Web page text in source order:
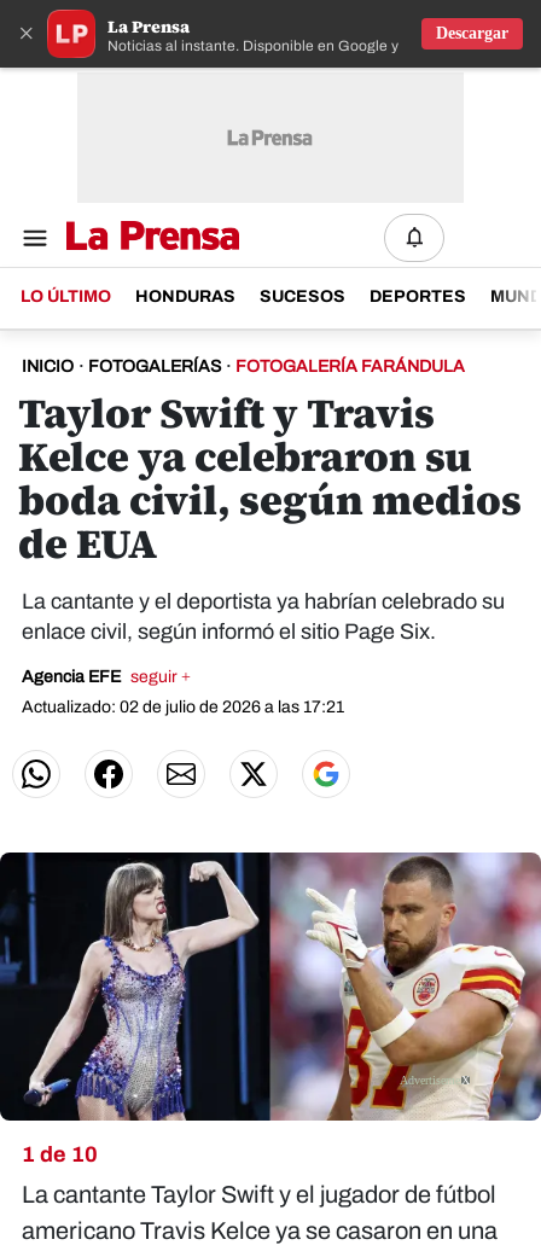
× La Prensa
Noticias al instante. Disponible en Google y IOS
Descargar
LO ÚLTIMO HONDURAS SUCESOS DEPORTES
INICIO · FOTOGALERÍAS · FOTOGALERÍA FARÁNDULA
Taylor Swift y Travis
Kelce ya celebraron su
boda civil, según medios
de EUA
La cantante y el deportista ya habrían celebrado su
enlace civil, según informó el sitio Page Six.
Agencia EFE seguir +
Actualizado: 02 de julio de 2026 a las 17:21
1 de 10
La cantante Taylor Swift y el jugador de fútbol
americano Travis Kelce ya se casaron en una
X